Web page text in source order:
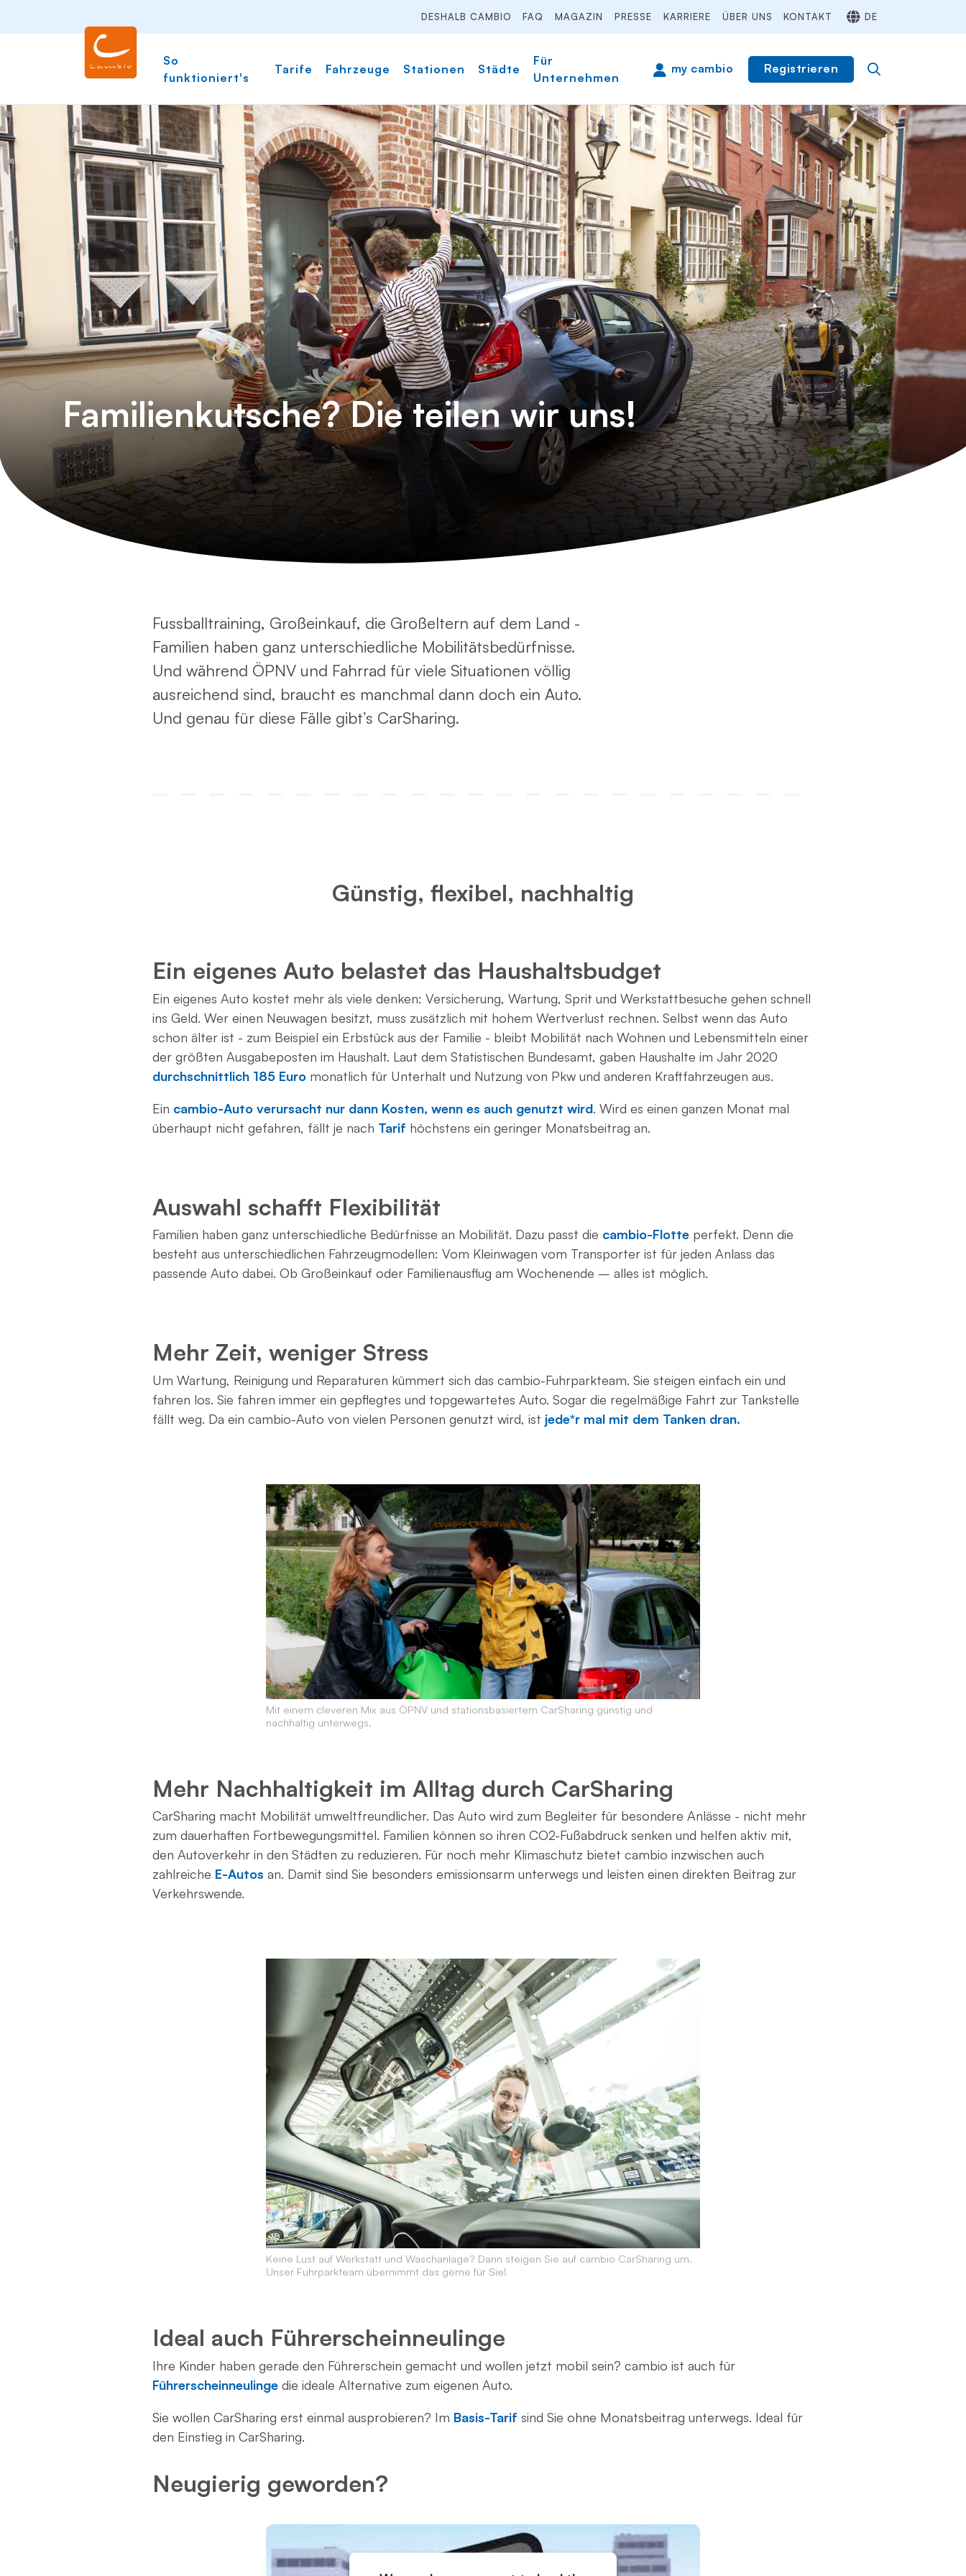
DESHALB CAMBIO FAQ MAGAZIN PRESSE KARRIERE ÜBER UNS KONTAKT DE
So
funktioniert's
Tarife Fahrzeuge Stationen Städte
Für
Unternehmen
my cambio Registrieren
Familienkutsche? Die teilen wir uns!
Fussballtraining, Großeinkauf, die Großeltern auf dem Land -
Familien haben ganz unterschiedliche Mobilitätsbedürfnisse.
Und während ÖPNV und Fahrrad für viele Situationen völlig
ausreichend sind, braucht es manchmal dann doch ein Auto.
Und genau für diese Fälle gibt’s CarSharing.
Günstig, flexibel, nachhaltig
Ein eigenes Auto belastet das Haushaltsbudget
Ein eigenes Auto kostet mehr als viele denken: Versicherung, Wartung, Sprit und Werkstattbesuche gehen schnell
ins Geld. Wer einen Neuwagen besitzt, muss zusätzlich mit hohem Wertverlust rechnen. Selbst wenn das Auto
schon älter ist - zum Beispiel ein Erbstück aus der Familie - bleibt Mobilität nach Wohnen und Lebensmitteln einer
der größten Ausgabeposten im Haushalt. Laut dem Statistischen Bundesamt, gaben Haushalte im Jahr 2020
durchschnittlich 185 Euro monatlich für Unterhalt und Nutzung von Pkw und anderen Kraftfahrzeugen aus.
Ein cambio-Auto verursacht nur dann Kosten, wenn es auch genutzt wird. Wird es einen ganzen Monat mal
überhaupt nicht gefahren, fällt je nach Tarif höchstens ein geringer Monatsbeitrag an.
Auswahl schafft Flexibilität
Familien haben ganz unterschiedliche Bedürfnisse an Mobilität. Dazu passt die cambio-Flotte perfekt. Denn die
besteht aus unterschiedlichen Fahrzeugmodellen: Vom Kleinwagen vom Transporter ist für jeden Anlass das
passende Auto dabei. Ob Großeinkauf oder Familienausflug am Wochenende – alles ist möglich.
Mehr Zeit, weniger Stress
Um Wartung, Reinigung und Reparaturen kümmert sich das cambio-Fuhrparkteam. Sie steigen einfach ein und
fahren los. Sie fahren immer ein gepflegtes und topgewartetes Auto. Sogar die regelmäßige Fahrt zur Tankstelle
fällt weg. Da ein cambio-Auto von vielen Personen genutzt wird, ist jede*r mal mit dem Tanken dran.
Mit einem cleveren Mix aus ÖPNV und stationsbasiertem CarSharing günstig und
nachhaltig unterwegs.
Mehr Nachhaltigkeit im Alltag durch CarSharing
CarSharing macht Mobilität umweltfreundlicher. Das Auto wird zum Begleiter für besondere Anlässe - nicht mehr
zum dauerhaften Fortbewegungsmittel. Familien können so ihren CO2-Fußabdruck senken und helfen aktiv mit,
den Autoverkehr in den Städten zu reduzieren. Für noch mehr Klimaschutz bietet cambio inzwischen auch
zahlreiche E-Autos an. Damit sind Sie besonders emissionsarm unterwegs und leisten einen direkten Beitrag zur
Verkehrswende.
Keine Lust auf Werkstatt und Waschanlage? Dann steigen Sie auf cambio CarSharing um.
Unser Fuhrparkteam übernimmt das gerne für Sie!
Ideal auch Führerscheinneulinge
Ihre Kinder haben gerade den Führerschein gemacht und wollen jetzt mobil sein? cambio ist auch für
Führerscheinneulinge die ideale Alternative zum eigenen Auto.
Sie wollen CarSharing erst einmal ausprobieren? Im Basis-Tarif sind Sie ohne Monatsbeitrag unterwegs. Ideal für
den Einstieg in CarSharing.
Neugierig geworden?